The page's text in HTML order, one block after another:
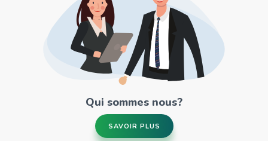
Qui sommes nous?
SAVOIR PLUS